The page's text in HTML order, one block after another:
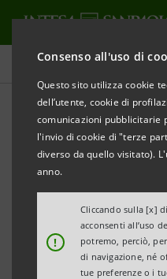
Consenso all'uso di
Questo sito utilizza cookie
dell’utente, cookie di
comunicazioni pubblicitarie
l'invio di cookie di "terze
diverso da quello visitato).
anno.
!
Cliccando sulla [x]
acconsenti all’uso
potremo, perciò,
di navigazione, né
tue preferenze o i
Comunicati stampa
STAMPA AGGIORNA
INTESA SANPAOLO
IMPRENDITORI DEL
E DELLA